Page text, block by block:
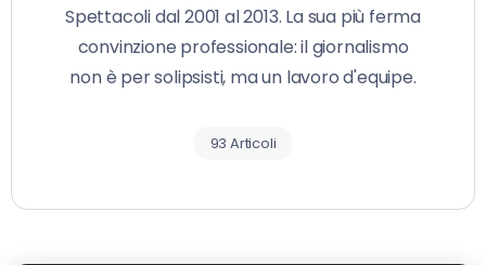
Spettacoli dal 2001 al 2013. La sua più ferma
convinzione professionale: il giornalismo
non è per solipsisti, ma un lavoro d'equipe.
93 Articoli